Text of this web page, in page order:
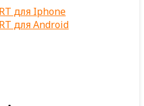
для Iphone
для Android